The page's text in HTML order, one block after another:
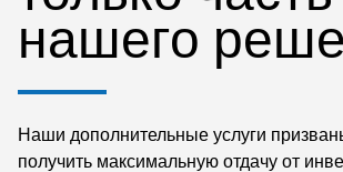
нашего
Наши дополнительные услуги
получить максимальную отдачу от